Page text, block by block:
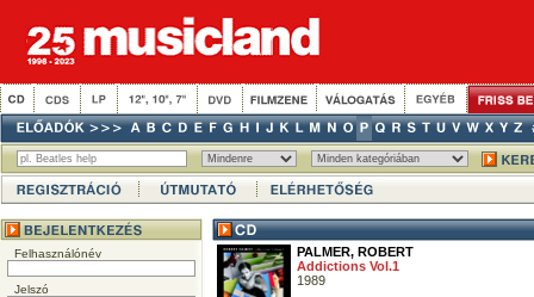
Felhasználónév
Jelszó
PALMER, ROBERT
Addictions Vol.1
1989